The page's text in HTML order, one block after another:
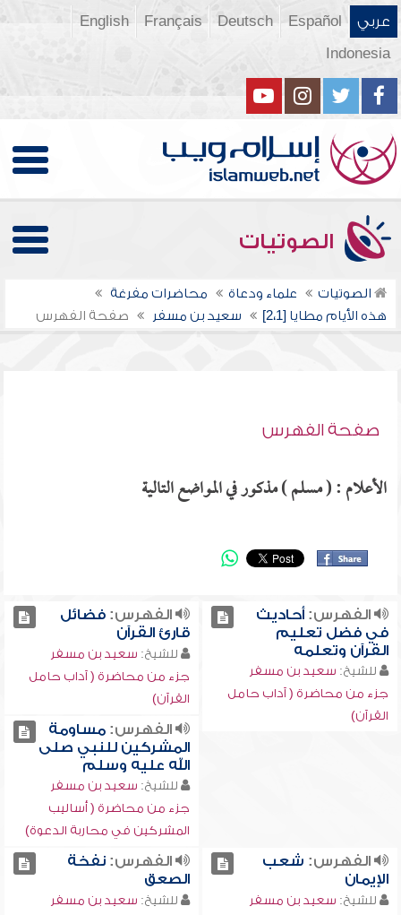
عربي Español
Deutsch
Français
English
Indonesia
الصوتيات
الصوتيات علماء ودعاة
محاضرات مفرغة
هذه الأيام مطايا [2،1]
سعيد بن مسفر صفحة الفهرس
صفحة الفهرس
الأعلام : ( مسلم ) مذكور في المواضع التالية
الفهرس:أحاديث
في فضل تعليم
القرآن وتعلمه
للشيخ: سعيد بن مسفر
جزء من محاضرة ( آداب حامل
القرآن)
الفهرس:فضائل
قارئ القرآن
للشيخ: سعيد بن مسفر
جزء من محاضرة ( آداب حامل
القرآن)
الفهرس:مساومة
المشركين للنبي صلى
الله عليه وسلم
للشيخ: سعيد بن مسفر
جزء من محاضرة ( أساليب
المشركين في محاربة الدعوة)
الفهرس: شعب
الإيمان
للشيخ: سعيد بن مسفر
الفهرس:نفخة
الصعق
للشيخ: سعيد بن مسفر